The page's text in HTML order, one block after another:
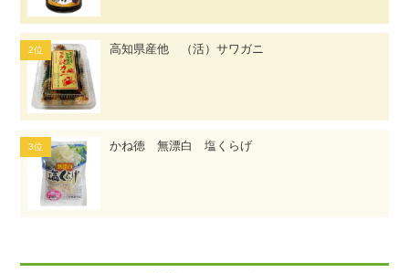
高知県産他 （活）サワガニ
かね徳 無漂白 塩くらげ